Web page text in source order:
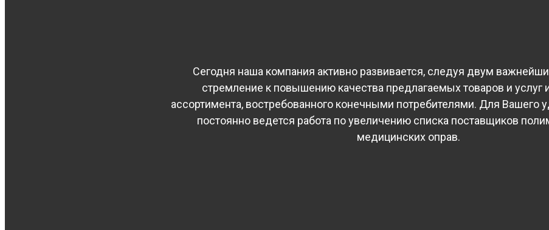
Сегодня наша компания активно развивается, следуя двум
стремление к повышению качества предлагаемых товаров и услуг
ассортимента, востребованного конечными потребителями. Для Вашего
постоянно ведется работа по увеличению списка поставщиков
медицинских оправ.